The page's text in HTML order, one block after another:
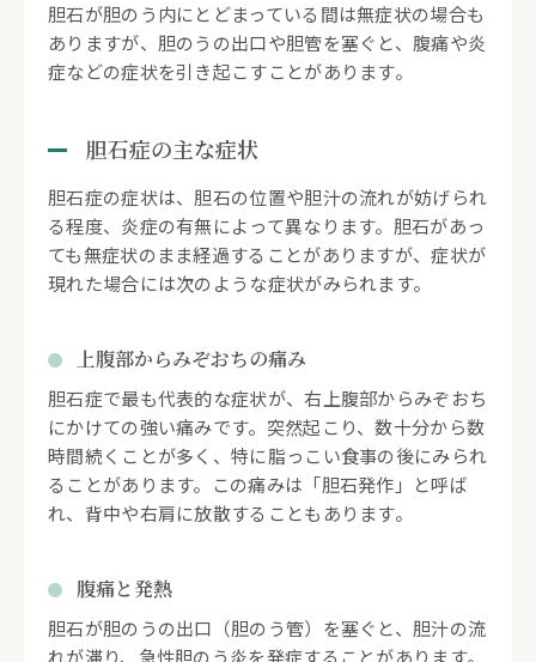
胆石が胆のう内にとどまっている間は無症状の場合も
ありますが、胆のうの出口や胆管を塞ぐと、腹痛や炎
症などの症状を引き起こすことがあります。
胆石症の主な症状
胆石症の症状は、胆石の位置や胆汁の流れが妨げられ
る程度、炎症の有無によって異なります。胆石があっ
ても無症状のまま経過することがありますが、症状が
現れた場合には次のような症状がみられます。
上腹部からみぞおちの痛み
胆石症で最も代表的な症状が、右上腹部からみぞおち
にかけての強い痛みです。突然起こり、数十分から数
時間続くことが多く、特に脂っこい食事の後にみられ
ることがあります。この痛みは「胆石発作」と呼ば
れ、背中や右肩に放散することもあります。
腹痛と発熱
胆石が胆のうの出口（胆のう管）を塞ぐと、胆汁の流
れが滞り、急性胆のう炎を発症することがあります。